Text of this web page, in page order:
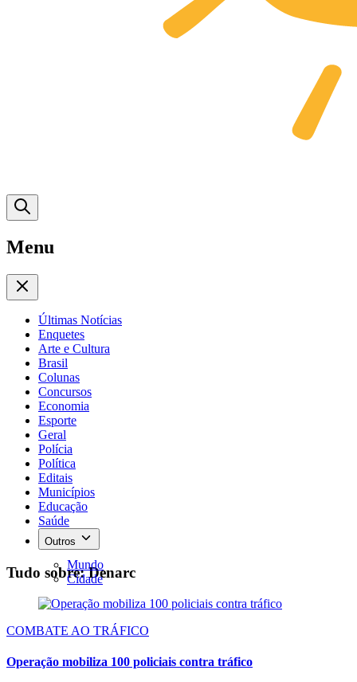
Menu
Últimas Notícias
Enquetes
Arte e Cultura
Brasil
Colunas
Concursos
Economia
Esporte
Geral
Polícia
Política
Editais
Municípios
Educação
Saúde
Outros
Mundo
Cidade
Tudo sobre: Denarc
COMBATE AO TRÁFICO
Operação mobiliza 100 policiais contra tráfico